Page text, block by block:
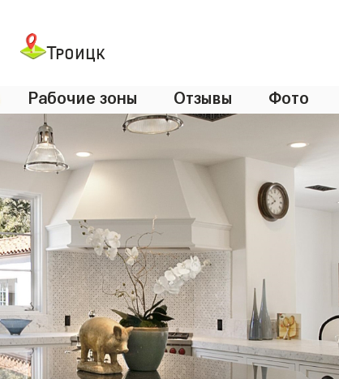
Троицк
Рабочие зоны Отзывы Фото